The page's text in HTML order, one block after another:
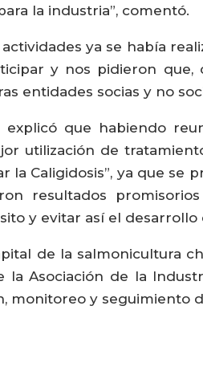
la industria”, comentó.
ya se había
y nos pidieron
entidades socias y no
explicó que habiendo
utilización de
la Caligidosis”, ya que se
resultados
y evitar así el desarrollo
de la salmonicultura
Asociación de la
monitoreo y seguimiento